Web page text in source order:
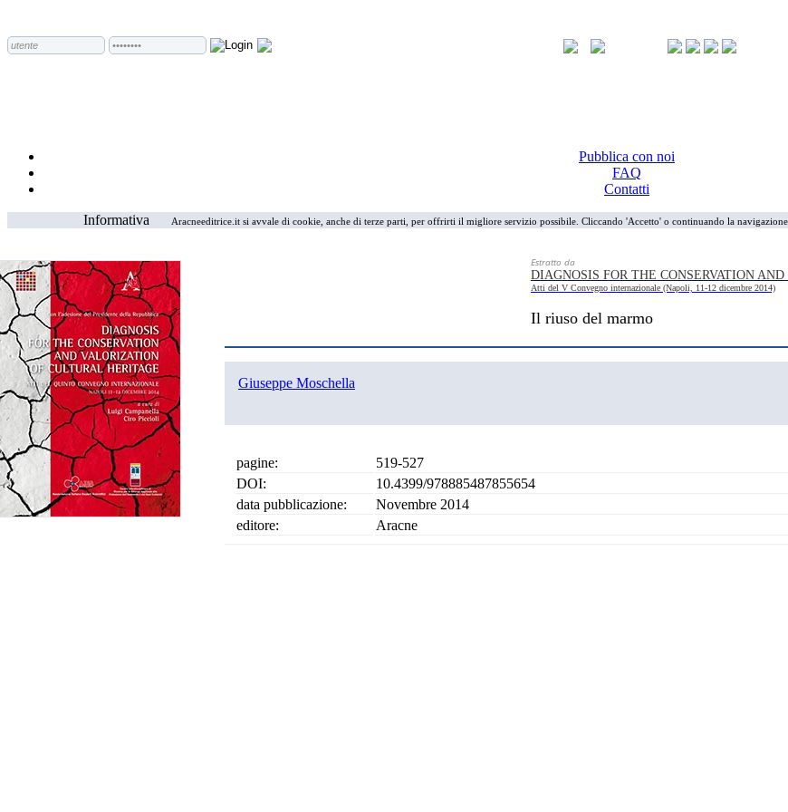
Pubblica con noi
FAQ
Contatti
Informativa
Aracneeditrice.it si avvale di cookie, anche di terze parti, per offrirti il migliore servizio possibile. Cliccando 'Accetto' o continuando la
Estratto da
DIAGNOSIS FOR THE CONSERVATION
Atti del V Convegno internazionale (Napoli, 11-12 dicembre 2014)
Il riuso del marmo
Giuseppe Moschella
pagine:
519-527
DOI:
10.4399/978885487855654
data pubblicazione:
Novembre 2014
editore:
Aracne